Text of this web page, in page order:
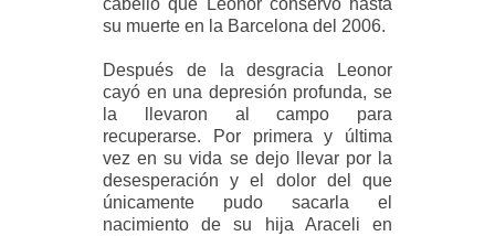
cabello que Leonor conservó hasta
su muerte en la Barcelona del 2006.
Después de la desgracia Leonor
cayó en una depresión profunda, se
la llevaron al campo para
recuperarse. Por primera y última
vez en su vida se dejo llevar por la
desesperación y el dolor del que
únicamente pudo sacarla el
nacimiento de su hija Araceli en